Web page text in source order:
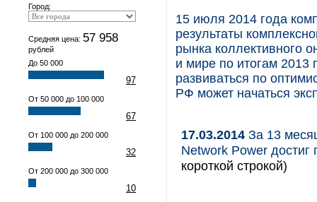
Город:
Средняя цена: 57 958
рублей
До 50 000
97
От 50 000 до 100 000
67
От 100 000 до 200 000
32
От 200 000 до 300 000
10
15 июля 2014 года
результаты
рынка коллективного
и мире по итогам 2013
развиваться по
РФ может начаться
17.03.2014 За 13
Network Power достиг
короткой строкой)